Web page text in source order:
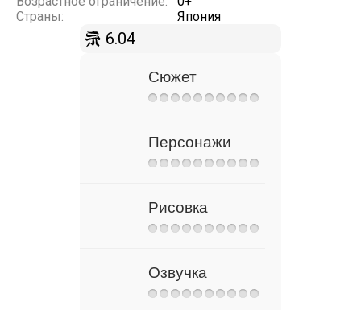
Страны:
Япония
6.04
Сюжет
Персонажи
Рисовка
Озвучка